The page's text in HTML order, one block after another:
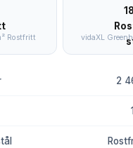
Rostfritt vidaXL
2